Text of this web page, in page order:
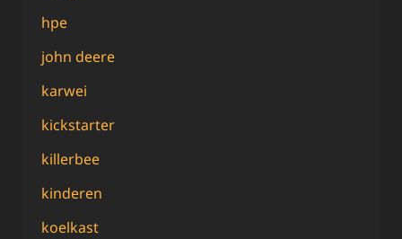
hpe
john deere
karwei
kickstarter
killerbee
kinderen
koelkast